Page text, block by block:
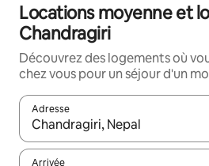
Locations moyenne et
Chandragiri
Découvrez des logements où
chez vous pour un séjour d'un
Adresse
Lorsque les résultats s'affichent,
Arrivée